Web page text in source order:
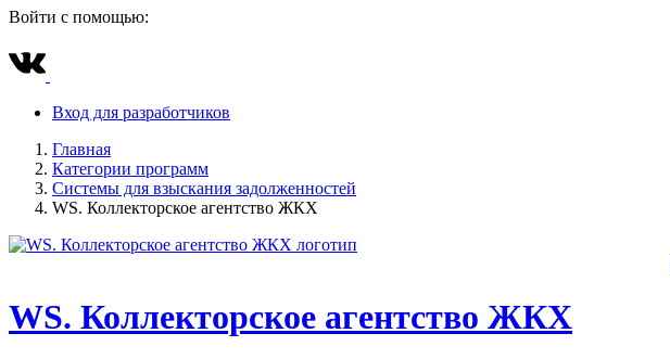
Войти с помощью:
Вход для разработчиков
Главная
Категории программ
Системы для взыскания задолженностей
WS. Коллекторское агентство ЖКХ
WS. Коллекторское агентство ЖКХ